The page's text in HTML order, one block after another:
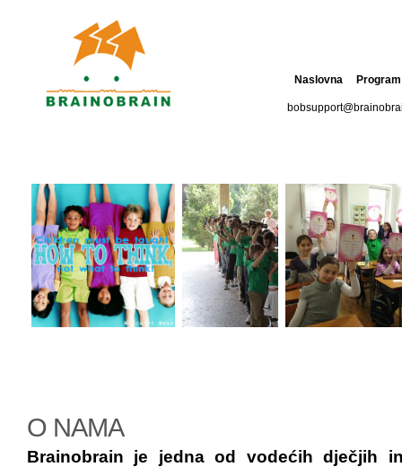
Naslovna Program
O NAMA
Brainobrain je jedna od vodećih dječjih